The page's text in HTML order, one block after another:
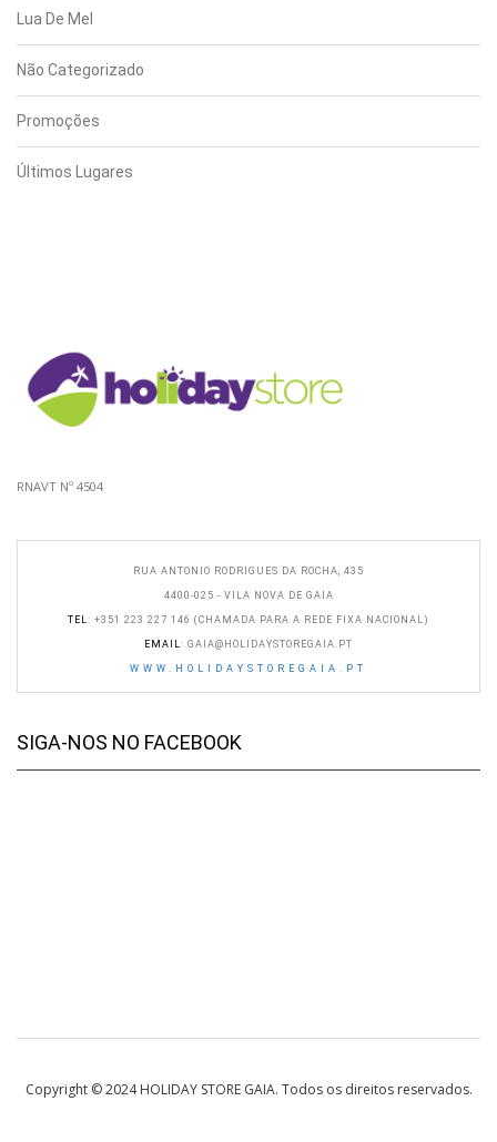
Lua De Mel
Não Categorizado
Promoções
Últimos Lugares
RNAVT Nº 4504
RUA ANTONIO RODRIGUES DA ROCHA, 435
4400-025 - VILA NOVA DE GAIA
TEL : +351 223 227 146 (CHAMADA PARA A REDE FIXA NACIONAL)
EMAIL : GAIA@HOLIDAYSTOREGAIA.PT
WWW.HOLIDAYSTOREGAIA.PT
SIGA-NOS NO FACEBOOK
Copyright © 2024 HOLIDAY STORE GAIA. Todos os direitos reservados.